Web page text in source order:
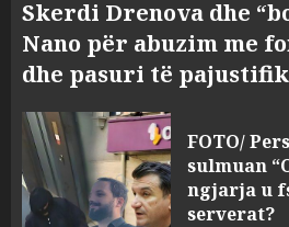
Skerdi Drenova dhe
Nano për abuzim me
dhe pasuri të
FOTO/
sulmuan
ngjarja u
serverat?